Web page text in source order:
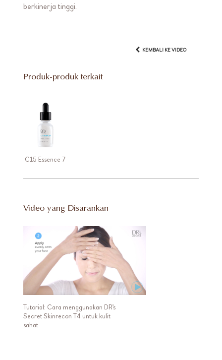
berkinerja tinggi.
KEMBALI KE VIDEO
Produk-produk terkait
C15 Essence 7
Video yang Disarankan
Tutorial: Cara menggunakan DR's
Secret Skinrecon T4 untuk kulit
sahat